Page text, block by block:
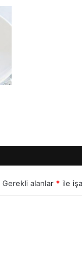
Gerekli alanlar * ile